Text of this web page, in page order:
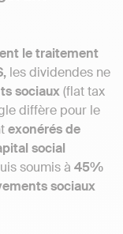
le traitement
les dividendes ne
sociaux(flat tax
diffère pour le
exonérés de
social
soumis à 45%
sociaux